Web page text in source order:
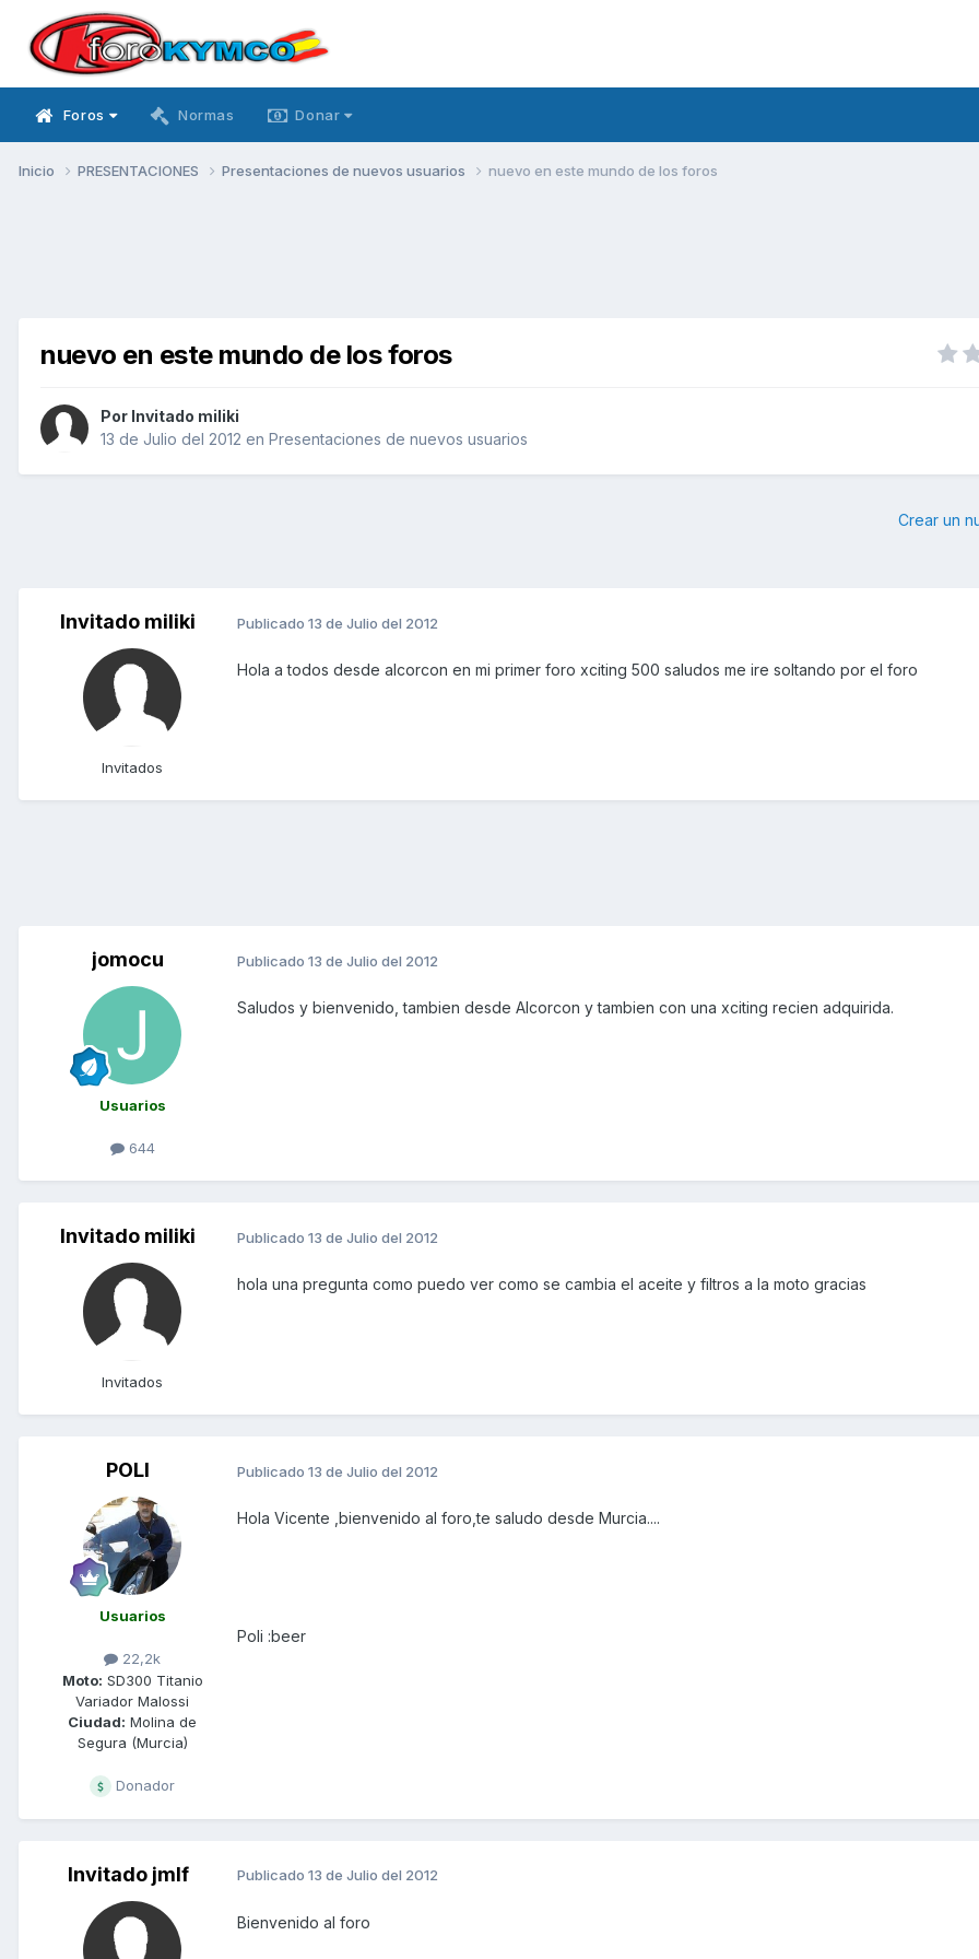
Foros Normas Donar
Inicio PRESENTACIONES Presentaciones de nuevos usuarios nuevo en este mundo de los foros
nuevo en este mundo de los foros
Por Invitado miliki
13 de Julio del 2012 en Presentaciones de nuevos usuarios
Crear un
Invitado miliki
Invitados
Publicado 13 de Julio del 2012
Hola a todos desde alcorcon en mi primer foro xciting 500 saludos me ire soltando por el foro
jomocu
Usuarios
644
Publicado 13 de Julio del 2012
Saludos y bienvenido, tambien desde Alcorcon y tambien con una xciting recien adquirida.
Invitado miliki
Invitados
Publicado 13 de Julio del 2012
hola una pregunta como puedo ver como se cambia el aceite y filtros a la moto gracias
POLI
Usuarios
22,2k
Moto: SD300 Titanio
Variador Malossi
Ciudad: Molina de
Segura (Murcia)
Donador
Publicado 13 de Julio del 2012
Hola Vicente ,bienvenido al foro,te saludo desde Murcia....
Poli :beer
Invitado jmlf Publicado 13 de Julio del 2012
Bienvenido al foro